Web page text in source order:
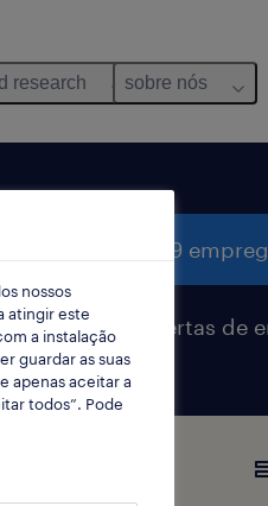
research sobre nós
pesquisar 9
receber alertas de
pesquisa
nossos
atingir este
a instalação
guardar as suas
apenas aceitar a
todos”. Pode